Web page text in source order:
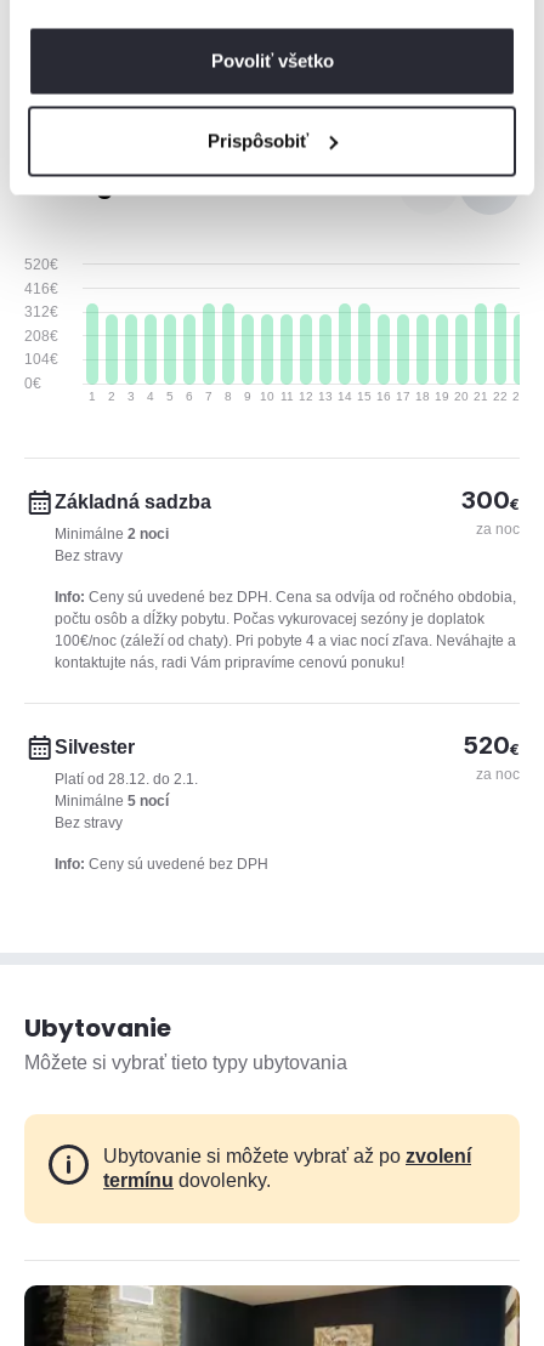
Povoliť všetko
Prispôsobiť
August 2026
0€
104€
208€
312€
416€
520€
1 2 3 4 5 6 7 8 9 10 11 12 13 14 15 16 17 18 19 20 21 22 23
Základná sadzba
Minimálne 2 noci
Bez stravy
Info: Ceny sú uvedené bez DPH. Cena sa odvíja od ročného obdobia,
počtu osôb a dĺžky pobytu. Počas vykurovacej sezóny je doplatok
100€/noc (záleží od chaty). Pri pobyte 4 a viac nocí zľava. Neváhajte a
kontaktujte nás, radi Vám pripravíme cenovú ponuku!
300€
za noc
Silvester
Platí od 28.12. do 2.1.
Minimálne 5 nocí
Bez stravy
Info: Ceny sú uvedené bez DPH
520€
za noc
Ubytovanie
Môžete si vybrať tieto typy ubytovania
Ubytovanie si môžete vybrať až po zvolení
termínu dovolenky.